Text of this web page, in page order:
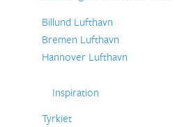
Billund Lufthavn
Bremen Lufthavn
Hannover Lufthavn
Inspiration
Tyrkiet